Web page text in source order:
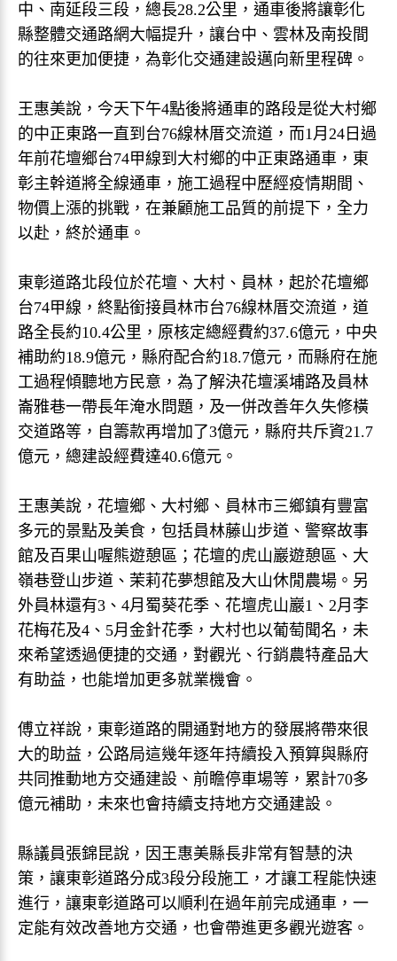
中、南延段三段，總長28.2公里，通車後將讓彰化
縣整體交通路網大幅提升，讓台中、雲林及南投間
的往來更加便捷，為彰化交通建設邁向新里程碑。
王惠美說，今天下午4點後將通車的路段是從大村鄉
的中正東路一直到台76線林厝交流道，而1月24日過
年前花壇鄉台74甲線到大村鄉的中正東路通車，東
彰主幹道將全線通車，施工過程中歷經疫情期間、
物價上漲的挑戰，在兼顧施工品質的前提下，全力
以赴，終於通車。
東彰道路北段位於花壇、大村、員林，起於花壇鄉
台74甲線，終點銜接員林市台76線林厝交流道，道
路全長約10.4公里，原核定總經費約37.6億元，中央
補助約18.9億元，縣府配合約18.7億元，而縣府在施
工過程傾聽地方民意，為了解決花壇溪埔路及員林
崙雅巷一帶長年淹水問題，及一併改善年久失修橫
交道路等，自籌款再增加了3億元，縣府共斥資21.7
億元，總建設經費達40.6億元。
王惠美說，花壇鄉、大村鄉、員林市三鄉鎮有豐富
多元的景點及美食，包括員林藤山步道、警察故事
館及百果山喔熊遊憩區；花壇的虎山巖遊憩區、大
嶺巷登山步道、茉莉花夢想館及大山休閒農場。另
外員林還有3、4月蜀葵花季、花壇虎山巖1、2月李
花梅花及4、5月金針花季，大村也以葡萄聞名，未
來希望透過便捷的交通，對觀光、行銷農特產品大
有助益，也能增加更多就業機會。
傅立祥說，東彰道路的開通對地方的發展將帶來很
大的助益，公路局這幾年逐年持續投入預算與縣府
共同推動地方交通建設、前瞻停車場等，累計70多
億元補助，未來也會持續支持地方交通建設。
縣議員張錦昆說，因王惠美縣長非常有智慧的決
策，讓東彰道路分成3段分段施工，才讓工程能快速
進行，讓東彰道路可以順利在過年前完成通車，一
定能有效改善地方交通，也會帶進更多觀光遊客。